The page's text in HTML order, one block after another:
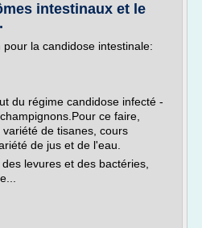
intestinaux et le
la candidose intestinale:
du régime candidose infecté -
ce faire,
de tisanes, cours
de jus et de l'eau.
levures et des bactéries,